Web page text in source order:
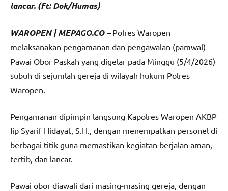
lancar. (Ft: Dok/Humas)
WAROPEN | MEPAGO.CO –Polres Waropen
melaksanakan pengamanan dan pengawalan (pamwal)
Pawai Obor Paskah yang digelar pada Minggu (5/4/2026)
subuh di sejumlah gereja di wilayah hukum Polres
Waropen.
Pengamanan dipimpin langsung Kapolres Waropen AKBP
Iip Syarif Hidayat, S.H., dengan menempatkan personel di
berbagai titik guna memastikan kegiatan berjalan aman,
tertib, dan lancar.
Pawai obor diawali dari masing-masing gereja, dengan